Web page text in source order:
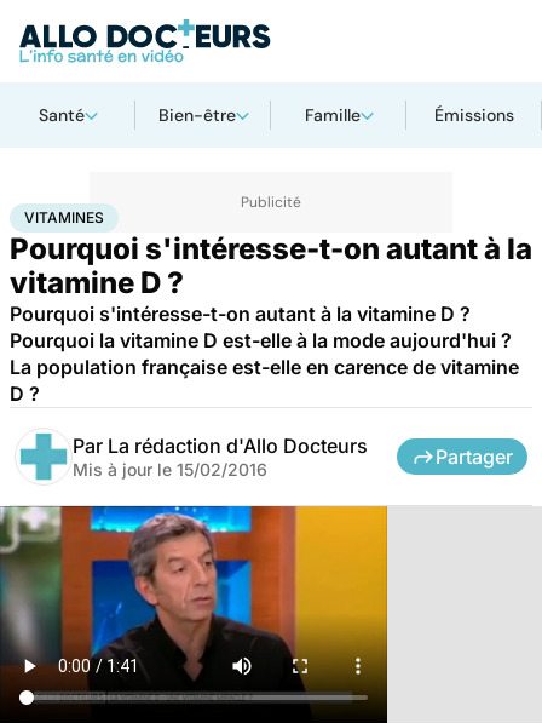
Santé Bien-être Famille Émissions
AccueilSanté Vitamines
VITAMINES
Pourquoi s'intéresse-t-on autant à la
vitamine D ?
Pourquoi s'intéresse-t-on autant à la vitamine D ?
Pourquoi la vitamine D est-elle à la mode aujourd'hui ?
La population française est-elle en carence de vitamine
D ?
Par La rédaction d'Allo Docteurs
Mis à jour le 15/02/2016
Partager